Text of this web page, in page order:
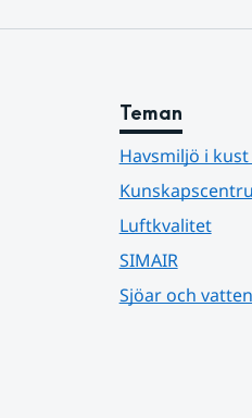
Teman
Havsmiljö i
Luftkvalitet
SIMAIR
Sjöar och